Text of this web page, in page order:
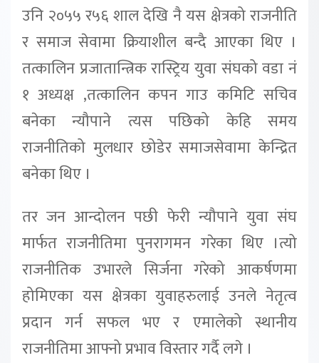
उनि २०५५ र५६ शाल देखि नै यस क्षेत्रको राजनीति
र समाज सेवामा क्रियाशील बन्दै आएका थिए ।
तत्कालिन प्रजातान्त्रिक रास्ट्रिय युवा संघको वडा नं
१ अध्यक्ष ,तत्कालिन कपन गाउ कमिटि सचिव
बनेका न्यौपाने त्यस पछिको केहि समय
राजनीतिको मुलधार छोडेर समाजसेवामा केन्द्रित
बनेका थिए ।
तर जन आन्दोलन पछी फेरी न्यौपाने युवा संघ
मार्फत राजनीतिमा पुनरागमन गरेका थिए ।त्यो
राजनीतिक उभारले सिर्जना गरेको आकर्षणमा
होमिएका यस क्षेत्रका युवाहरुलाई उनले नेतृत्व
प्रदान गर्न सफल भए र एमालेको स्थानीय
राजनीतिमा आफ्नो प्रभाव विस्तार गर्दै लगे ।